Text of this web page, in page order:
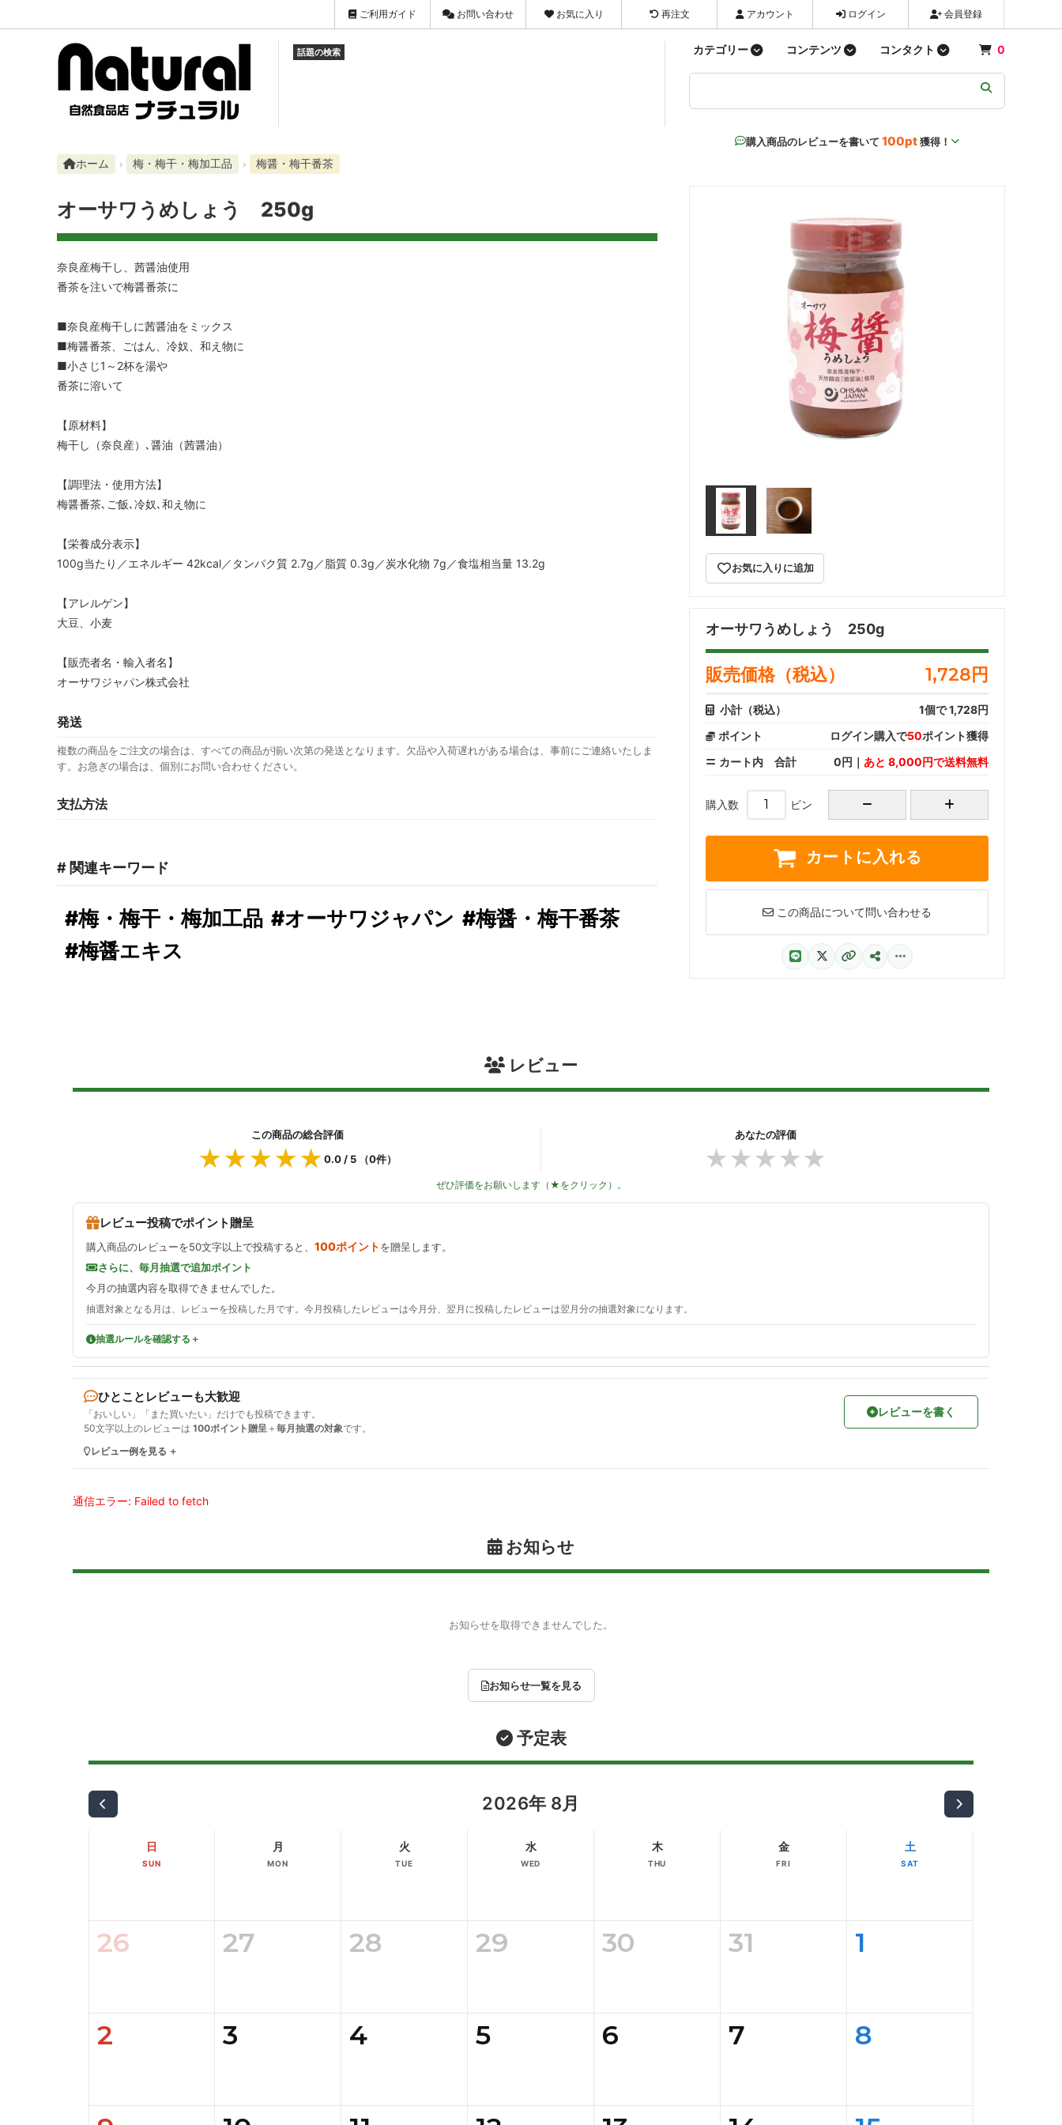
会員登録
ログイン
アカウント
再注文
お気に入り
お問い合わせ
ご利用ガイド
話題の検索 0
カテゴリー
調味料
米・雑穀・シリアル類
ふりかけ・佃煮・混ぜご飯等 海産物
みそ汁・スープ 漬物
お菓子類
健康食品 歯・口内ケア
化粧品・化粧雑貨 生理用品
ペットフード・ペット用雑貨 冷蔵品【直送品】
【季節限定】
コンテンツ
ご利用ガイド
スケジュール 店長のX
コンタクト
営業時間 問い合わせする
LINEで問い合わせ
ホーム 梅・梅干・梅加工品 梅醤・梅干番茶
購入商品のレビューを書いて 100pt獲得！
お気に入りに追加
オーサワうめしょう 250g
販売価格（税込） 1,728円
小計（税込） 1個で1,728円
ポイント
ログイン購入で50ポイント獲得
カート内 合計
0円｜ あと 8,000円で送料無料
購入数 ビン
カートに入れる
この商品について問い合わせる
オーサワうめしょう 250g
奈良産梅干し、茜醤油使用
番茶を注いで梅醤番茶に
■奈良産梅干しに茜醤油をミックス
■梅醤番茶、ごはん、冷奴、和え物に
■小さじ1～2杯を湯や
番茶に溶いて
【原材料】
梅干し（奈良産）､醤油（茜醤油）
【調理法・使用方法】
梅醤番茶､ご飯､冷奴､和え物に
【栄養成分表示】
100g当たり／エネルギー 42kcal／タンパク質 2.7g／脂質 0.3g／炭水化物 7g／食塩相当量 13.2g
【アレルゲン】
大豆、小麦
【販売者名・輸入者名】
オーサワジャパン株式会社
発送
複数の商品をご注文の場合は、すべての商品が揃い次第の発送となります。欠品や入荷遅れがある場合は、事前にご連絡いたしま
す。お急ぎの場合は、個別にお問い合わせください。
支払方法
# 関連キーワード
#梅・梅干・梅加工品 #梅醤・梅干番茶
#オーサワジャパン
#梅醤エキス
レビュー
この商品の総合評価
★★★★★
★★★★★0.0 / 5 （0件）
あなたの評価
★★★★★
ぜひ評価をお願いします（★をクリック）。
レビュー投稿でポイント贈呈
購入商品のレビューを50文字以上で投稿すると、 100ポイントを贈呈します。
さらに、毎月抽選で追加ポイント
今月の抽選内容を取得できませんでした。
抽選対象となる月は、レビューを投稿した月です。今月投稿したレビューは今月分、翌月に投稿したレビューは翌月分の抽選対象になります。
抽選ルールを確認する
ひとことレビューも大歓迎
「おいしい」「また買いたい」だけでも投稿できます。
50文字以上のレビューは 100ポイント贈呈 ＋ 毎月抽選の対象です。
レビューを書く
レビュー例を見る
通信エラー: Failed to fetch
お知らせ
お知らせを取得できませんでした。
お知らせ一覧を見る
予定表
2026年 8月
日
SUN
月
MON
火
TUE
水
WED
木
THU
金
FRI
土
SAT
26 27 28 29 30 31 1
2 3 4 5 6 7 8